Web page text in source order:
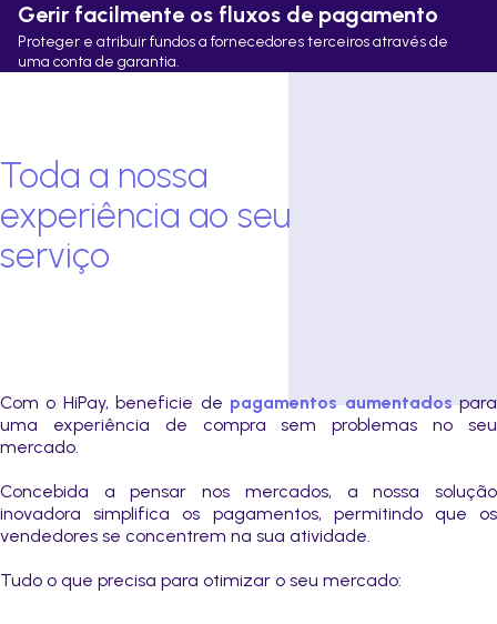
Gerir facilmente os fluxos de pagamento
Proteger e atribuir fundos a fornecedores terceiros através de
uma conta de garantia.
Toda a nossa
experiência ao seu
serviço
Com o HiPay, beneficie de pagamentos aumentadospara
uma experiência de compra sem problemas no seu
mercado.
Concebida a pensar nos mercados, a nossa solução
inovadora simplifica os pagamentos, permitindo que os
vendedores se concentrem na sua atividade.
Tudo o que precisa para otimizar o seu mercado: